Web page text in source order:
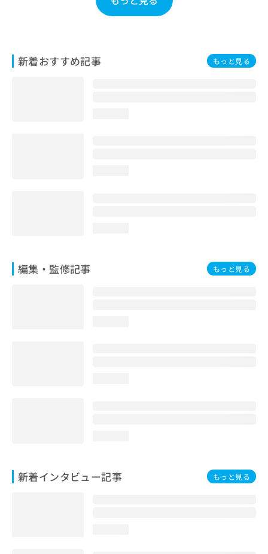
新着おすすめ記事 もっと見る
編集・監修記事 もっと見る
新着インタビュー記事 もっと見る
わ
せ